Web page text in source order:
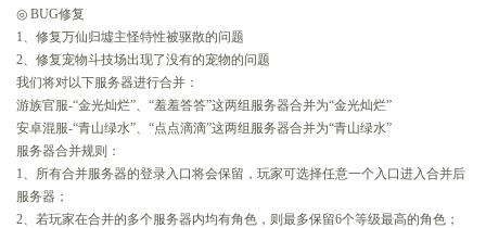
◎ BUG修复
1、修复万仙归墟主怪特性被驱散的问题
2、修复宠物斗技场出现了没有的宠物的问题
我们将对以下服务器进行合并：
游族官服-“金光灿烂”、“羞羞答答”这两组服务器合并为“金光灿烂”
安卓混服-“青山绿水”、“点点滴滴”这两组服务器合并为“青山绿水”
服务器合并规则：
1、所有合并服务器的登录入口将会保留，玩家可选择任意一个入口进入合并后
服务器；
2、若玩家在合并的多个服务器内均有角色，则最多保留6个等级最高的角色；